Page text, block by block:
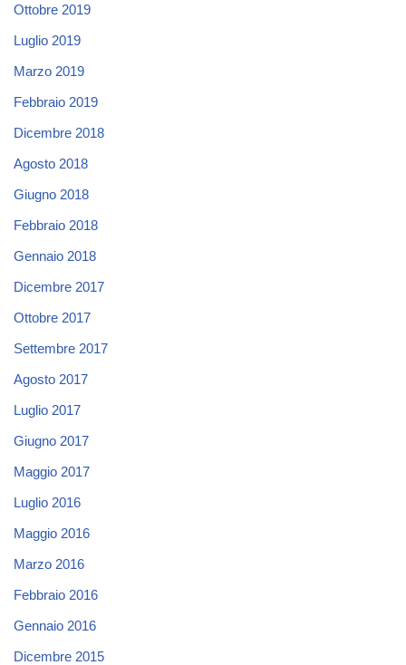
Ottobre 2019
Luglio 2019
Marzo 2019
Febbraio 2019
Dicembre 2018
Agosto 2018
Giugno 2018
Febbraio 2018
Gennaio 2018
Dicembre 2017
Ottobre 2017
Settembre 2017
Agosto 2017
Luglio 2017
Giugno 2017
Maggio 2017
Luglio 2016
Maggio 2016
Marzo 2016
Febbraio 2016
Gennaio 2016
Dicembre 2015